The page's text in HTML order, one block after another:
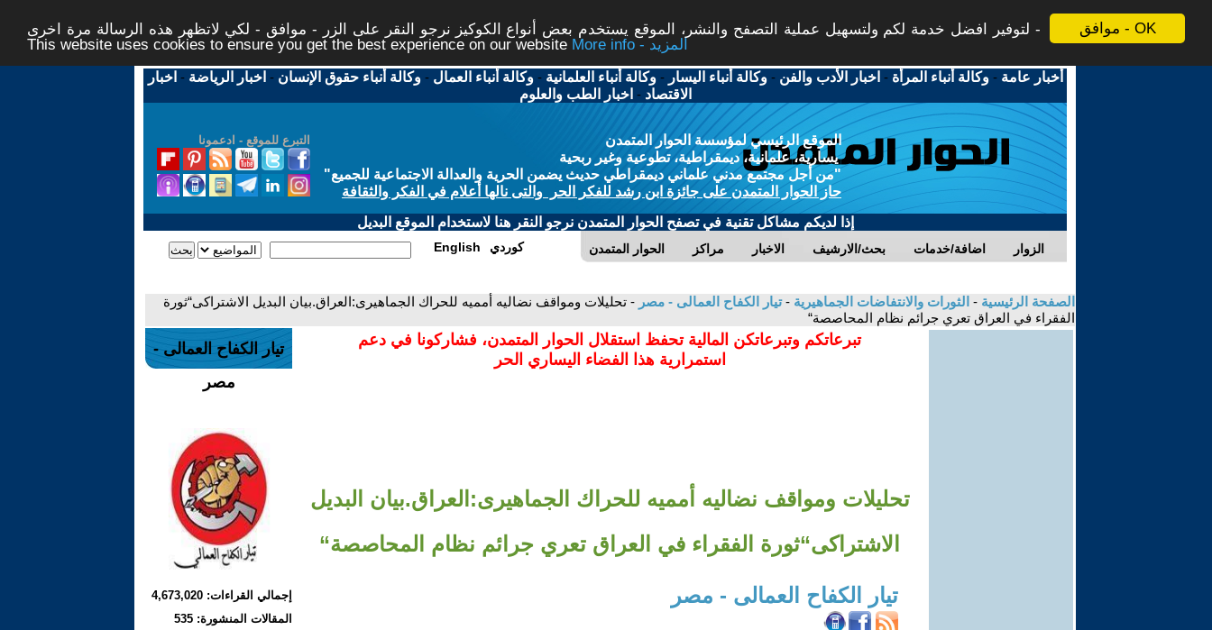
موافق - OK
لتوفير افضل خدمة لكم ولتسهيل عملية التصفح والنشر، الموقع يستخدم بعض أنواع الكوكيز نرجو النقر على الزر - موافق - لكي لاتظهر هذه الرسالة مرة اخرى -
This website uses cookies to ensure you get the best experience on our website
More info - المزيد
أخبار عامة -وكالة أنباء المرأة - اخبار الأدب والفن -وكالة أنباء اليسار -وكالة أنباء العلمانية -وكالة أنباء العمال -وكالة أنباء حقوق الإنسان - اخبار الرياضة - اخبار
الاقتصاد - اخبار الطب والعلوم
التبرع للموقع - ادعمونا
الموقع الرئيسي لمؤسسة الحوار المتمدن
يسارية، علمانية، ديمقراطية، تطوعية وغير ربحية
"من أجل مجتمع مدني علماني ديمقراطي حديث يضمن الحرية والعدالة الاجتماعية للجميع"
حاز الحوار المتمدن على جائزة ابن رشد للفكر الحر والتى نالها أعلام في الفكر والثقافة
إذا لديكم مشاكل تقنية في تصفح الحوار المتمدن نرجو النقر هنا لاستخدام الموقع البديل
الحوار المتمدن مراكز الاخبار بحث/الارشيف اضافة/خدمات الزوار English كوردي
الصفحة الرئيسية - الثورات والانتفاضات الجماهيرية -تيار الكفاح العمالى - مصر - تحليلات ومواقف نضاليه أمميه للحراك الجماهيرى:العراق.بيان البديل الاشتراكى“ثورة
الفقراء في العراق تعري جرائم نظام المحاصصة“
تبرعاتكم وتبرعاتكن المالية تحفظ استقلال الحوار المتمدن، فشاركونا في دعم
استمرارية هذا الفضاء اليساري الحر
تحليلات ومواقف نضاليه أمميه للحراك الجماهيرى:العراق.بيان البديل
الاشتراكى“ثورة الفقراء في العراق تعري جرائم نظام المحاصصة“
تيار الكفاح العمالى - مصر
تيار الكفاح العمالى -
مصر
إجمالي القراءات: 4,673,020
المقالات المنشورة: 535